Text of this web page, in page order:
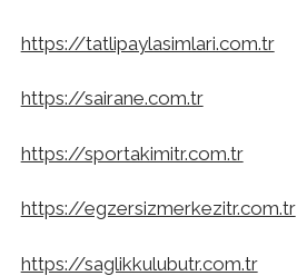
https://tatlipaylasimlari.com.tr
https://sairane.com.tr
https://sportakimitr.com.tr
https://egzersizmerkezitr.com.tr
https://saglikkulubutr.com.tr